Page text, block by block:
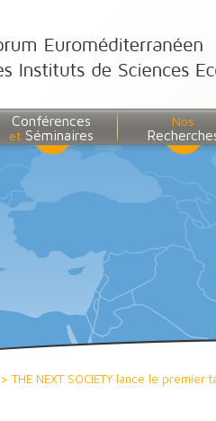
Conférences
et Séminaires
Nos
> THE NEXT SOCIETY lance le